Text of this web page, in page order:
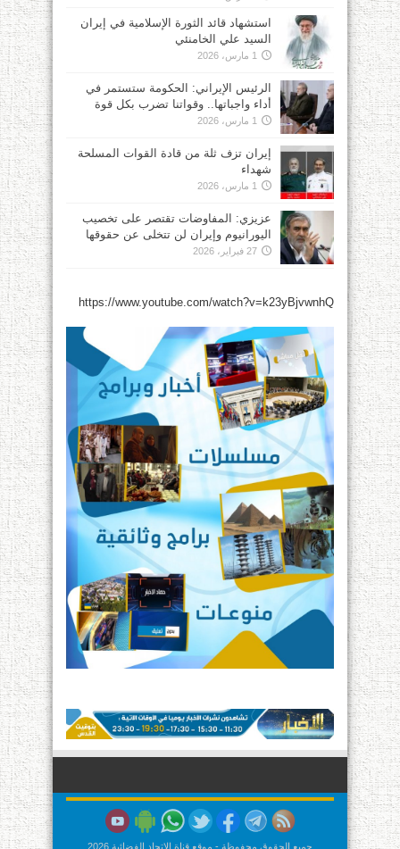
استشهاد قائد الثورة الإسلامية في إيران
السيد علي الخامنئي
1 مارس، 2026
الرئيس الإيراني: الحكومة ستستمر في
أداء واجباتها.. وقواتنا تضرب بكل قوة
1 مارس، 2026
إيران تزف ثلة من قادة القوات المسلحة
شهداء
1 مارس، 2026
عزيزي: المفاوضات تقتصر على تخصيب
اليورانيوم وإيران لن تتخلى عن حقوقها
27 فبراير، 2026
https://www.youtube.com/watch?v=k23yBjvwnhQ
جميع الحقوق محفوظة - موقع قناة الإتحاد الفضائية 2026